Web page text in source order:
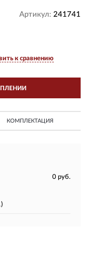
Артикул: 241741
к сравнению
КОМПЛЕКТАЦИЯ
0 руб.